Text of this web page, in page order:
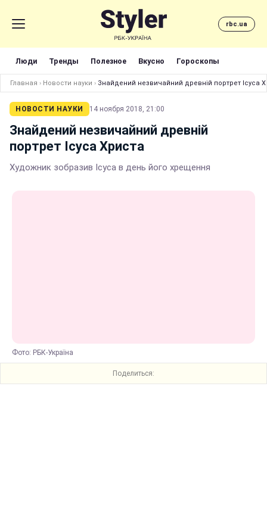
rbc.ua
Люди Тренды Полезное Вкусно Гороскопы
Главная › Новости науки › Знайдений незвичайний древній портрет Ісуса
НОВОСТИ НАУКИ 14 ноября 2018, 21:00
Знайдений незвичайний древній
портрет Ісуса Христа
Художник зобразив Ісуса в день його хрещення
Фото: РБК-Україна
Поделиться: